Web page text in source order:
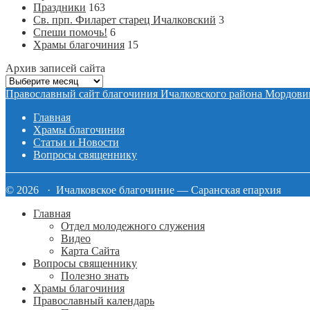
Праздники 163
Св. прп. Филарет старец Ичалковский 3
Спеши помочь! 6
Храмы благочиния 15
Архив записей сайта
Архив
записей
Православный сайт благочиния Ичалковского района
Главная
Храмы благочиния
Статьи и Новости
Вопросы священнику
© 2026 · Ичалковское благочиние — Саранская епархия
Главная
Отдел молодежного служения
Видео
Карта Сайта
Вопросы священнику
Полезно знать
Храмы благочиния
Православный календарь